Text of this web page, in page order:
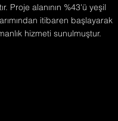
Proje alanının %43'ü yeşil
itibaren başlayarak
hizmeti sunulmuştur.